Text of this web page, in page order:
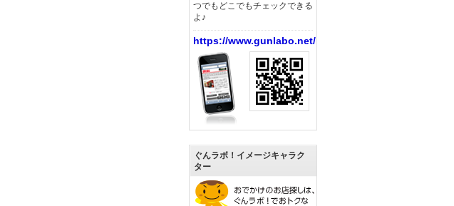
つでもどこでもチェックできる
よ♪
https://www.gunlabo.net/
ぐんラボ！イメージキャラク
ター